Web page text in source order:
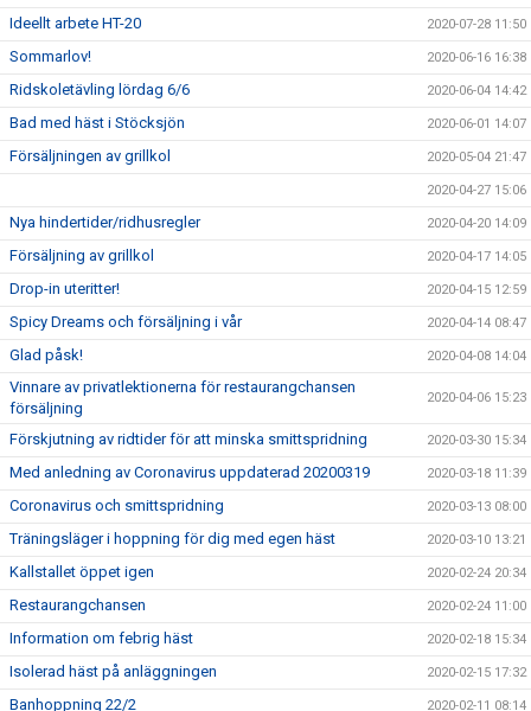
Ideellt arbete HT-20 2020-07-28 11:50
Sommarlov! 2020-06-16 16:38
Ridskoletävling lördag 6/6 2020-06-04 14:42
Bad med häst i Stöcksjön 2020-06-01 14:07
Försäljningen av grillkol 2020-05-04 21:47
2020-04-27 15:06
Nya hindertider/ridhusregler 2020-04-20 14:09
Försäljning av grillkol 2020-04-17 14:05
Drop-in uteritter! 2020-04-15 12:59
Spicy Dreams och försäljning i vår 2020-04-14 08:47
Glad påsk! 2020-04-08 14:04
Vinnare av privatlektionerna för restaurangchansen
försäljning
2020-04-06 15:23
Förskjutning av ridtider för att minska smittspridning 2020-03-30 15:34
Med anledning av Coronavirus uppdaterad 20200319 2020-03-18 11:39
Coronavirus och smittspridning 2020-03-13 08:00
Träningsläger i hoppning för dig med egen häst 2020-03-10 13:21
Kallstallet öppet igen 2020-02-24 20:34
Restaurangchansen 2020-02-24 11:00
Information om febrig häst 2020-02-18 15:34
Isolerad häst på anläggningen 2020-02-15 17:32
Banhoppning 22/2 2020-02-11 08:14